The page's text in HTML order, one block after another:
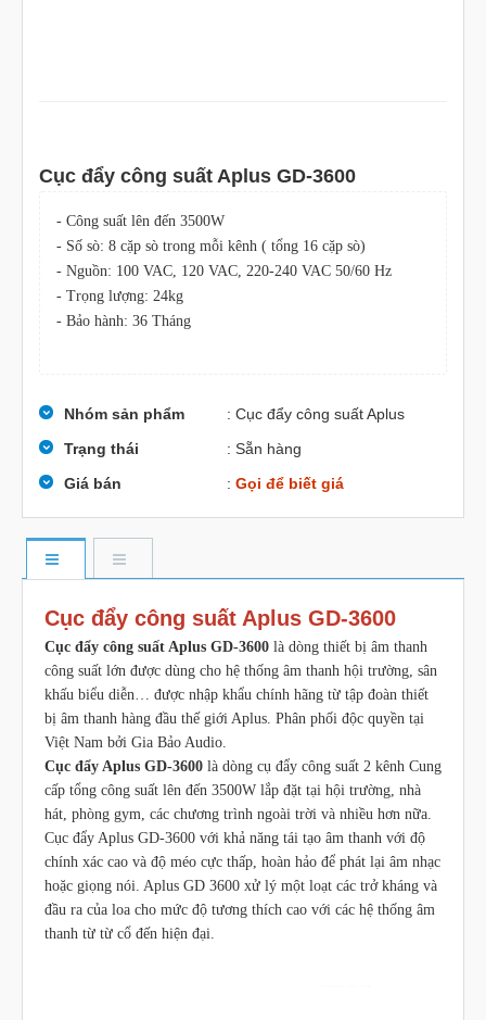
Cục đẩy công suất Aplus GD-3600
- Công suất lên đến 3500W
- Số sò: 8 cặp sò trong mỗi kênh ( tổng 16 cặp sò)
- Nguồn: 100 VAC, 120 VAC, 220-240 VAC 50/60 Hz
- Trọng lượng: 24kg
- Bảo hành: 36 Tháng
Nhóm sản phẩm
: Cục đẩy công suất Aplus
Trạng thái
: Sẵn hàng
Giá bán
: Gọi để biết giá
Cục đẩy công suất Aplus GD-3600
Cục đẩy công suất Aplus GD-3600 là dòng thiết bị âm thanh
công suất lớn được dùng cho hệ thống âm thanh hội trường, sân
khấu biểu diễn… được nhập khẩu chính hãng từ tập đoàn thiết
bị âm thanh hàng đầu thế giới Aplus. Phân phối độc quyền tại
Việt Nam bởi Gia Bảo Audio.
Cục đẩy Aplus GD-3600 là dòng cụ đẩy công suất 2 kênh Cung
cấp tổng công suất lên đến 3500W lắp đặt tại hội trường, nhà
hát, phòng gym, các chương trình ngoài trời và nhiều hơn nữa.
Cục đẩy Aplus GD-3600 với khả năng tái tạo âm thanh với độ
chính xác cao và độ méo cực thấp, hoàn hảo để phát lại âm nhạc
hoặc giọng nói. Aplus GD 3600 xử lý một loạt các trở kháng và
đầu ra của loa cho mức độ tương thích cao với các hệ thống âm
thanh từ từ cổ đến hiện đại.